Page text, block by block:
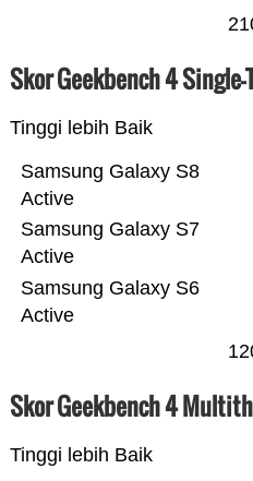
Skor Geekbench 4
Tinggi lebih Baik
Samsung Galaxy S6
Active
Samsung Galaxy S7
Active
Samsung Galaxy S8
Active
Skor Geekbench 4
Tinggi lebih Baik